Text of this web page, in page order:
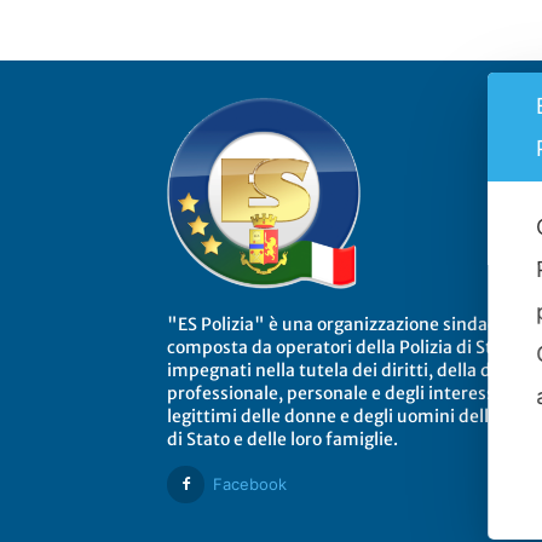
"ES Polizia" è una organizzazione sindacale
composta da operatori della Polizia di Stato
impegnati nella tutela dei diritti, della dignità
professionale, personale e degli interessi
legittimi delle donne e degli uomini della
di Stato e delle loro famiglie.
Facebook